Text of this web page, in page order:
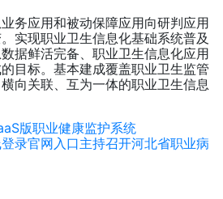
务应用和被动保障应用向研判应用
实现职业卫生信息化基础系统普及
据鲜活完备、职业卫生信息化应用
目标。基本建成覆盖职业卫生监管
向关联、互为一体的职业卫生信息
版职业健康监护系统
录官网入口主持召开河北省职业病